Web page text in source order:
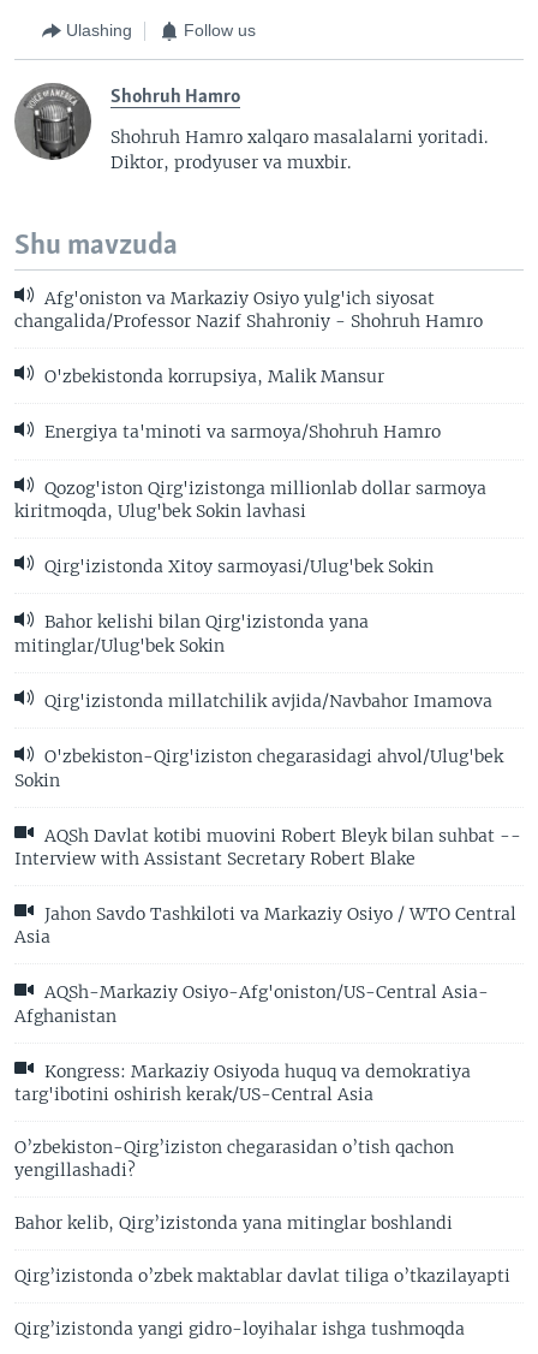
Ulashing Follow us
Shohruh Hamro
Shohruh Hamro xalqaro masalalarni yoritadi.
Diktor, prodyuser va muxbir.
Shu mavzuda
Afg'oniston va Markaziy Osiyo yulg'ich siyosat
changalida/Professor Nazif Shahroniy - Shohruh Hamro
O'zbekistonda korrupsiya, Malik Mansur
Energiya ta'minoti va sarmoya/Shohruh Hamro
Qozog'iston Qirg'izistonga millionlab dollar sarmoya
kiritmoqda, Ulug'bek Sokin lavhasi
Qirg'izistonda Xitoy sarmoyasi/Ulug'bek Sokin
Bahor kelishi bilan Qirg'izistonda yana
mitinglar/Ulug'bek Sokin
Qirg'izistonda millatchilik avjida/Navbahor Imamova
O'zbekiston-Qirg'iziston chegarasidagi ahvol/Ulug'bek
Sokin
AQSh Davlat kotibi muovini Robert Bleyk bilan suhbat --
Interview with Assistant Secretary Robert Blake
Jahon Savdo Tashkiloti va Markaziy Osiyo / WTO Central
Asia
AQSh-Markaziy Osiyo-Afg'oniston/US-Central Asia-
Afghanistan
Kongress: Markaziy Osiyoda huquq va demokratiya
targ'ibotini oshirish kerak/US-Central Asia
O’zbekiston-Qirg’iziston chegarasidan o’tish qachon
yengillashadi?
Bahor kelib, Qirg’izistonda yana mitinglar boshlandi
Qirg’izistonda o’zbek maktablar davlat tiliga o’tkazilayapti
Qirg’izistonda yangi gidro-loyihalar ishga tushmoqda